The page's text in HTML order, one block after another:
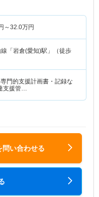
～32.0万円
「岩倉(愛知)駅」（徒歩
門的支援計画書・記録な
支援管…
問い合わせる